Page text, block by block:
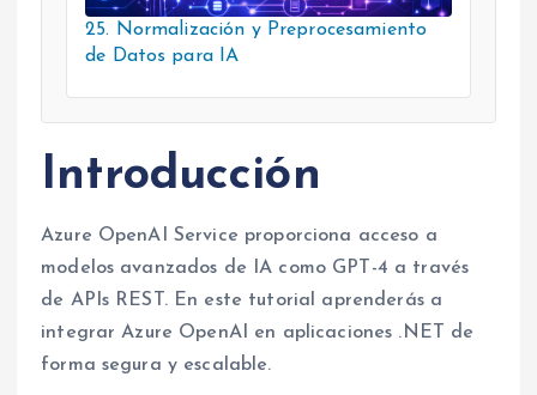
25. Normalización y Preprocesamiento
de Datos para IA
Introducción
Azure OpenAI Service proporciona acceso a
modelos avanzados de IA como GPT-4 a través
de APIs REST. En este tutorial aprenderás a
integrar Azure OpenAI en aplicaciones .NET de
forma segura y escalable.